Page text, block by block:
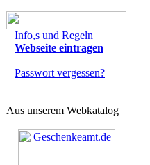
Info,s und Regeln
Webseite eintragen
Passwort vergessen?
Aus unserem Webkatalog